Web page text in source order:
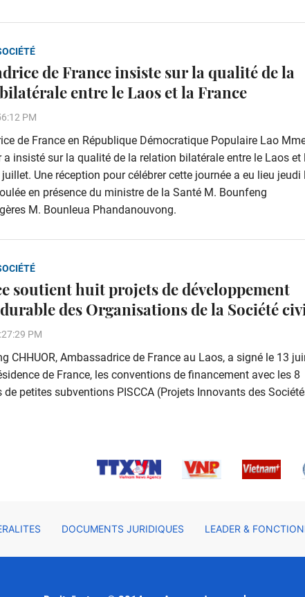
de France insiste sur la qualité de la
entre le Laos et la France
PM
de France en République Démocratique Populaire Lao
a insisté sur la qualité de la relation bilatérale entre le Laos et
Une réception pour célébrer cette journée a eu lieu jeudi
en présence du ministre de la Santé M. Bounfeng
M. Bounleua Phandanouvong.
soutient huit projets de développement
des Organisations de la Société
PM
CHHUOR, Ambassadrice de France au Laos, a signé le 13
de France, les conventions de financement avec les 8
petites subventions PISCCA (Projets Innovants des
DOCUMENTS JURIDIQUES LEADER &